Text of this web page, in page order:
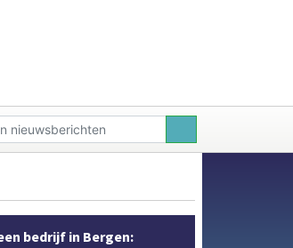
bedrijf in Bergen: